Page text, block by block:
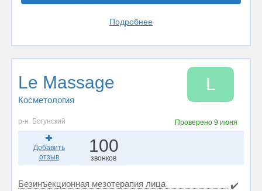
Подробнее
Le Massage
Косметология
L
р-н. Богунский Проверено9 июня
Добавить
отзыв
100
звонков
Безинъекционная мезотерапия лица
✔️